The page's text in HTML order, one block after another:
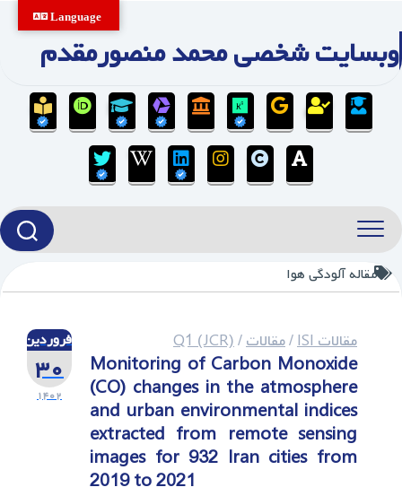
to
content
وبسایت شخصی محمد منصورمقدم
مقاله آلودگی هوا
فروردین
۳۰
۱۴۰۲
مقالات ISI /مقالات/
Q1 (JCR)
Monitoring of Carbon Monoxide
(CO) changes in the atmosphere
and urban environmental indices
extracted from remote sensing
images for 932 Iran cities from
2019 to 2021
Language